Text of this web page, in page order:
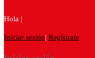
Hola |
Iniciar sesión| Regístrate